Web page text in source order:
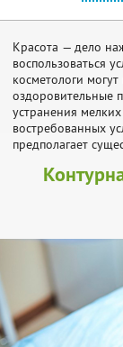
Красота — дело
воспользоваться
косметологи
оздоровительные
устранения
востребованных
предполагает